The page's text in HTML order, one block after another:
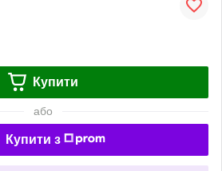
Купити
або
Купити з